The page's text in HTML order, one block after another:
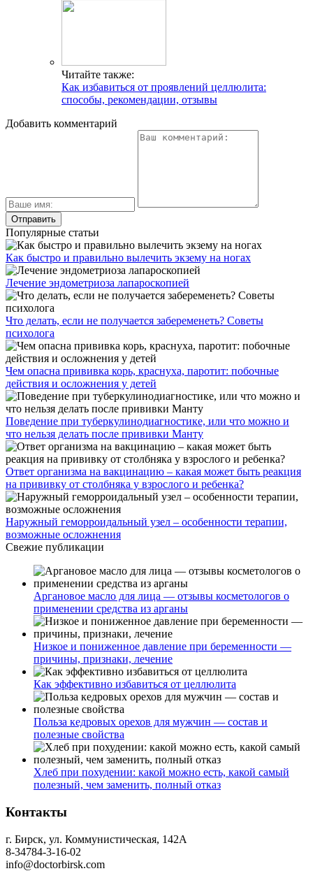
Читайте также:
Как избавиться от проявлений целлюлита:
способы, рекомендации, отзывы
Добавить комментарий
Популярные статьи
Как быстро и правильно вылечить экзему на ногах
Лечение эндометриоза лапароскопией
Что делать, если не получается забеременеть? Советы
психолога
Чем опасна прививка корь, краснуха, паротит: побочные
действия и осложнения у детей
Поведение при туберкулинодиагностике, или что можно и
что нельзя делать после прививки Манту
Ответ организма на вакцинацию – какая может быть реакция
на прививку от столбняка у взрослого и ребенка?
Наружный геморроидальный узел – особенности терапии,
возможные осложнения
Свежие публикации
Аргановое масло для лица — отзывы косметологов о
применении средства из арганы
Низкое и пониженное давление при беременности —
причины, признаки, лечение
Как эффективно избавиться от целлюлита
Польза кедровых орехов для мужчин — состав и
полезные свойства
Хлеб при похудении: какой можно есть, какой самый
полезный, чем заменить, полный отказ
Контакты
г. Бирск, ул. Коммунистическая, 142А
8-34784-3-16-02
info@doctorbirsk.com